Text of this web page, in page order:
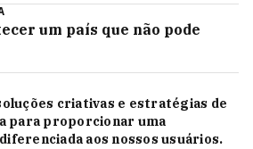
um país que não pode
criativas e estratégias de
para proporcionar uma
aos nossos usuários.